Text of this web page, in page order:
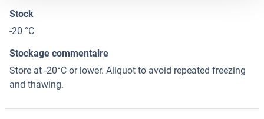
Stock
-20 °C
Stockage commentaire
Store at -20°C or lower. Aliquot to avoid repeated freezing
and thawing.